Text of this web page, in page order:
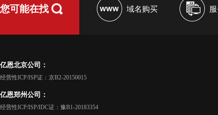
您可能在找 域名购买
亿恩北京公司：
经营性ICP/ISP证：京B2-20150015
亿恩郑州公司：
经营性ICP/ISP/IDC证：豫B1-20183354